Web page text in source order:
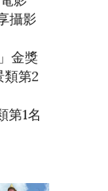
攝影
金獎
類第2
第1名